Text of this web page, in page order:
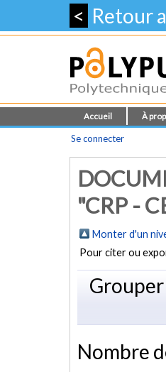
< Retour
Accueil À
Se connecter
"CRP -
Monter d'un
Pour citer ou
Nombre